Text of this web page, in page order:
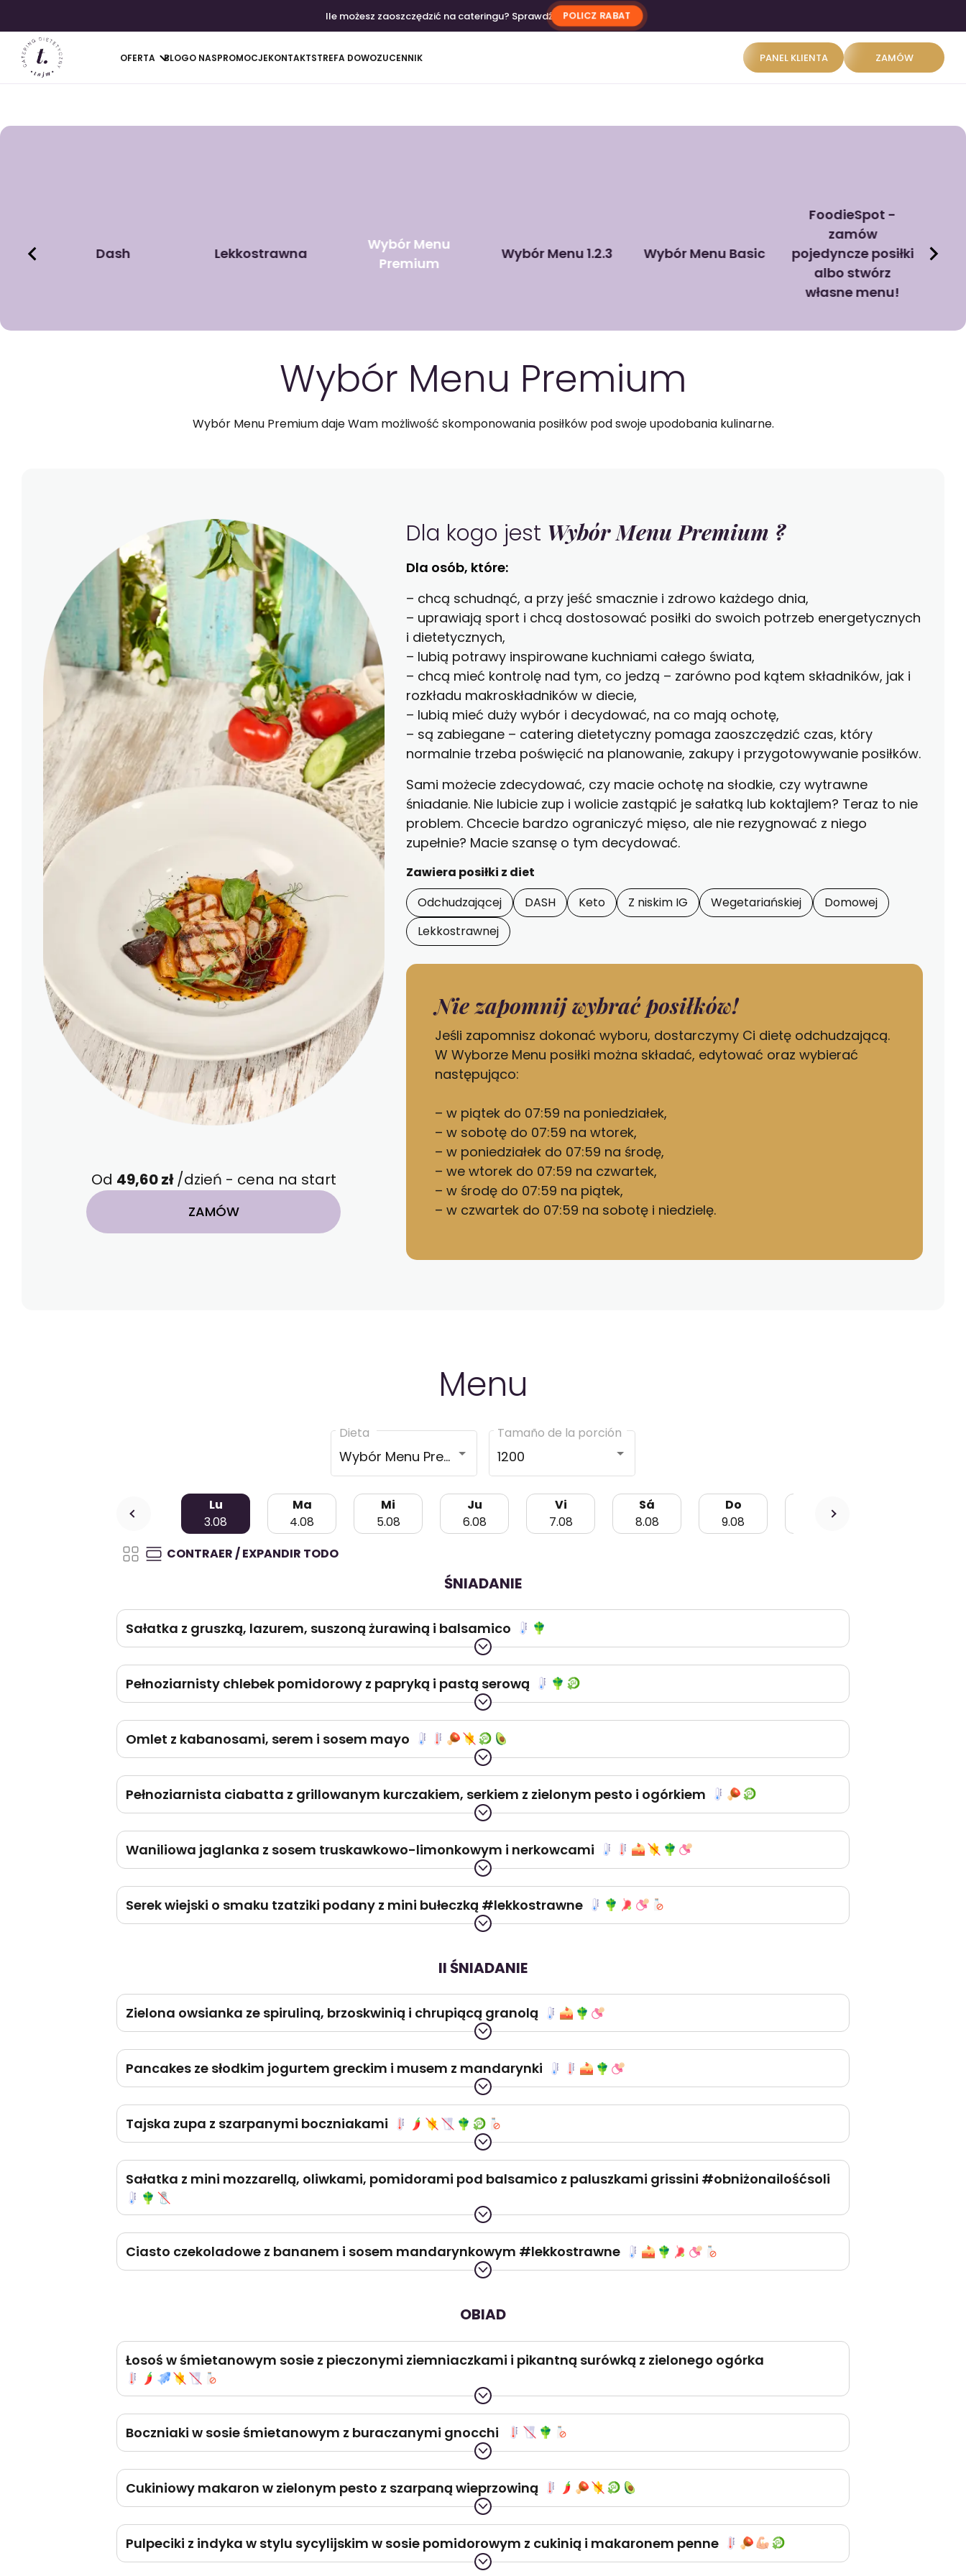
Ile możesz zaoszczędzić na cateringu? Sprawdź POLICZ RABAT
OFERTA BLOGO NASPROMOCJEKONTAKTSTREFA DOWOZUCENNIK PANEL KLIENTA ZAMÓW
Dash Lekkostrawna
Wybór Menu
Premium
Wybór Menu 1.2.3 Wybór Menu Basic
FoodieSpot -
zamów
pojedyncze posiłki
albo stwórz
własne menu!
Wybór Menu Premium
Wybór Menu Premium daje Wam możliwość skomponowania posiłków pod swoje upodobania kulinarne.
Od 49,60 zł/dzień - cena na start
ZAMÓW
Dla kogo jest Wybór Menu Premium ?
Dla osób, które:
– chcą schudnąć, a przy jeść smacznie i zdrowo każdego dnia,
– uprawiają sport i chcą dostosować posiłki do swoich potrzeb energetycznych
i dietetycznych,
– lubią potrawy inspirowane kuchniami całego świata,
– chcą mieć kontrolę nad tym, co jedzą – zarówno pod kątem składników, jak i
rozkładu makroskładników w diecie,
– lubią mieć duży wybór i decydować, na co mają ochotę,
– są zabiegane – catering dietetyczny pomaga zaoszczędzić czas, który
normalnie trzeba poświęcić na planowanie, zakupy i przygotowywanie posiłków.
Sami możecie zdecydować, czy macie ochotę na słodkie, czy wytrawne
śniadanie. Nie lubicie zup i wolicie zastąpić je sałatką lub koktajlem? Teraz to nie
problem. Chcecie bardzo ograniczyć mięso, ale nie rezygnować z niego
zupełnie? Macie szansę o tym decydować.
Zawiera posiłki z diet
Odchudzającej
DASH Keto Z niskim IG Wegetariańskiej
Domowej
Lekkostrawnej
Nie zapomnij wybrać posiłków!
Jeśli zapomnisz dokonać wyboru, dostarczymy Ci dietę odchudzającą.
W Wyborze Menu posiłki można składać, edytować oraz wybierać
następująco:
– w piątek do 07:59 na poniedziałek,
– w sobotę do 07:59 na wtorek,
– w poniedziałek do 07:59 na środę,
– we wtorek do 07:59 na czwartek,
– w środę do 07:59 na piątek,
– w czwartek do 07:59 na sobotę i niedzielę.
Menu
Wybór Menu Premium
Dieta
1200
Tamaño de la porción
Lu
3.08
Ma
4.08
Mi
5.08
Ju
6.08
Vi
7.08
Sá
8.08
Do
9.08
10.08
CONTRAER / EXPANDIR TODO
ŚNIADANIE
Sałatka z gruszką, lazurem, suszoną żurawiną i balsamico
Pełnoziarnisty chlebek pomidorowy z papryką i pastą serową
Omlet z kabanosami, serem i sosem mayo
Pełnoziarnista ciabatta z grillowanym kurczakiem, serkiem z zielonym pesto i ogórkiem
Waniliowa jaglanka z sosem truskawkowo-limonkowym i nerkowcami
Serek wiejski o smaku tzatziki podany z mini bułeczką #lekkostrawne
II ŚNIADANIE
Zielona owsianka ze spiruliną, brzoskwinią i chrupiącą granolą
Pancakes ze słodkim jogurtem greckim i musem z mandarynki
Tajska zupa z szarpanymi boczniakami
Sałatka z mini mozzarellą, oliwkami, pomidorami pod balsamico z paluszkami grissini #obniżonailośćsoli
Ciasto czekoladowe z bananem i sosem mandarynkowym #lekkostrawne
OBIAD
Łosoś w śmietanowym sosie z pieczonymi ziemniaczkami i pikantną surówką z zielonego ogórka
Boczniaki w sosie śmietanowym z buraczanymi gnocchi
Cukiniowy makaron w zielonym pesto z szarpaną wieprzowiną
Pulpeciki z indyka w stylu sycylijskim w sosie pomidorowym z cukinią i makaronem penne